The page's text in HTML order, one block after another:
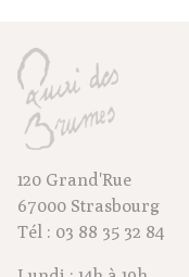
120 Grand'Rue
67000 Strasbourg
Tél : 03 88 35 32 84